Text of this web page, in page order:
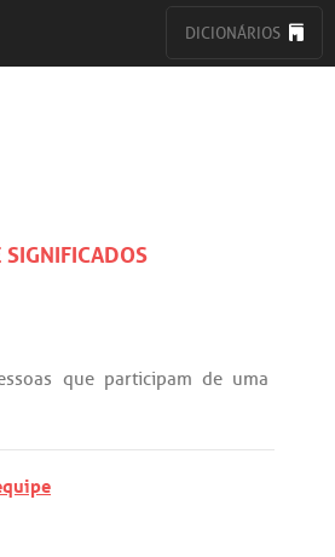
DICIONÁRIOS
que participam de uma